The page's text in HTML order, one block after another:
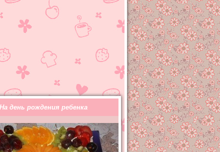
На день рождения ребенка